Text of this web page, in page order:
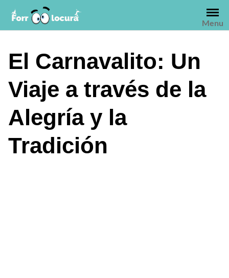
contenido
Menu
El Carnavalito: Un
Viaje a través de la
Alegría y la
Tradición